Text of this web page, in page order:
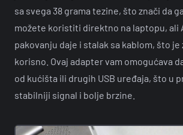
sa svega 38 grama tezine, što znači da
možete koristiti direktno na laptopu, ali
pakovanju daje i stalak sa kablom, što je
korisno. Ovaj adapter vam omogućava
od kućišta ili drugih USB uređaja, što u
stabilniji signal i bolje brzine.